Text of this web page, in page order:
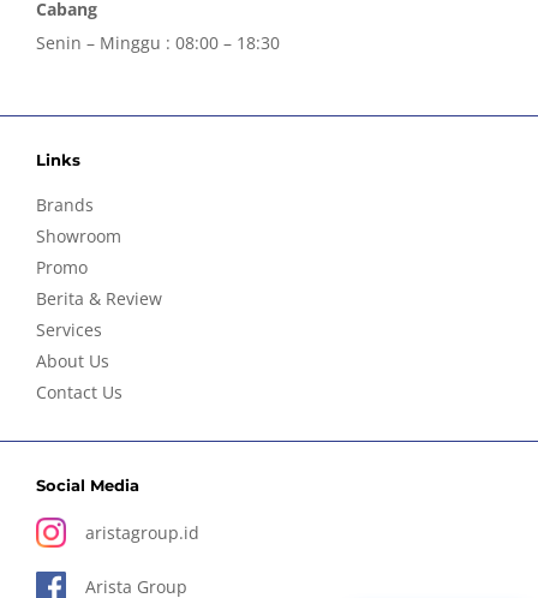
Cabang
Senin – Minggu : 08:00 – 18:30
Links
Brands
Showroom
Promo
Berita & Review
Services
About Us
Contact Us
Social Media
aristagroup.id
Arista Group